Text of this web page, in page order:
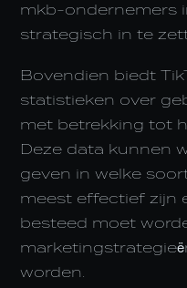
mkb-ondernemers
strategisch in te
Bovendien biedt
statistieken over
met betrekking tot
Deze data kunnen
geven in welke
meest effectief zijn
besteed moet
worden.